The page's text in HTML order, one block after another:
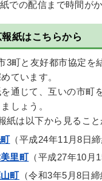
での配信まで時間が
紙はこちらから
3町と友好都市協定を
ています。
通じて、互いの市町
しょう。
は以下から見ること
（平成24年11月8日締
里町 （平成27年10月
町（令和3年5月8日締